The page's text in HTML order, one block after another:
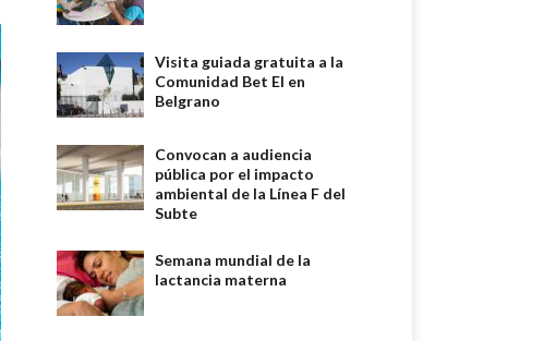
Visita guiada gratuita a la
Comunidad Bet El en
Belgrano
Convocan a audiencia
pública por el impacto
ambiental de la Línea F del
Subte
Semana mundial de la
lactancia materna